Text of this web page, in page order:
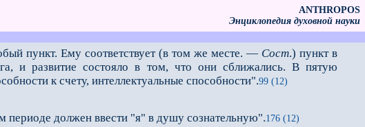
ANTHROPOS
Энциклопедия духовной науки
пункт. Ему соответствует (в том же месте. — Сост.) пункт в
и развитие состояло в том, что они сближались. В пятую
к счету, интеллектуальные способности".99 (12)
периоде должен ввести "я" в душу сознательную".176 (12)